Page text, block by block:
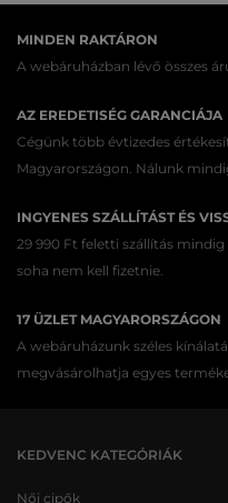
MINDEN RAKTÁRON
A webáruházban lévő összes
AZ EREDETISÉG GARANCIÁJA
Cégünk több évtizedes
Magyarországon. Nálunk
INGYENES SZÁLLÍTÁST ÉS
29 990 Ft feletti szállítás
soha nem kell fizetnie.
17 ÜZLET MAGYARORSZÁGON
A webáruházunk széles
megvásárolhatja egyes
KEDVENC KATEGÓRIÁK
Női cipők